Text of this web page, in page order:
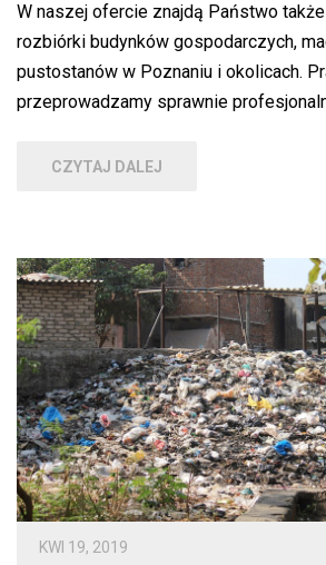
W naszej ofercie znajdą Państwo
rozbiórki budynków gospodarczych,
pustostanów w Poznaniu i okolicach.
przeprowadzamy sprawnie
CZYTAJ DALEJ
KWI 19, 2019